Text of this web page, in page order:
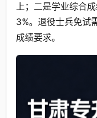
上；二是学业综合
3%。退役士兵免试
成绩要求。